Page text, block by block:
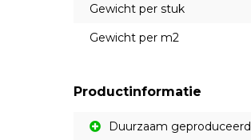
Gewicht per stuk
Gewicht per m2
Productinformatie
Duurzaam geproduceerd